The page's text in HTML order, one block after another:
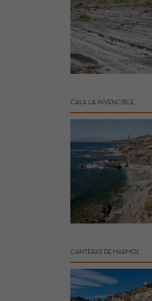
CALA LA INVENCIBLE
CANTERAS DE MARMOL